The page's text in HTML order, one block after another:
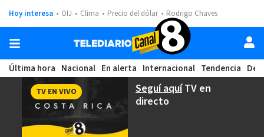
Hoy interesa OIJ Clima Precio del dólar Rodrigo Chaves
Última hora Nacional En alerta Internacional Tendencia
Seguí aquíTV en
directo
TV EN VIVO